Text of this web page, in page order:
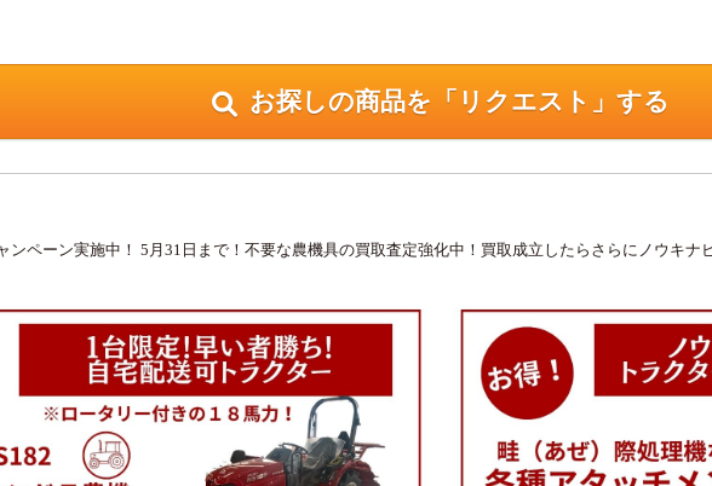
お探しの商品を「リクエスト」する